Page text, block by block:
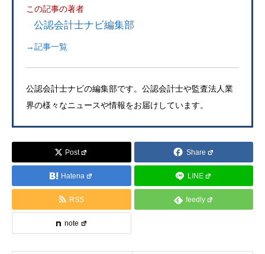
この記事の著者
公認会計士ナビ編集部
→記事一覧
公認会計士ナビの編集部です。公認会計士や監査法人業
界の様々なニュースや情報をお届けしています。
Post Share
Hatena LINE
RSS feedly
note